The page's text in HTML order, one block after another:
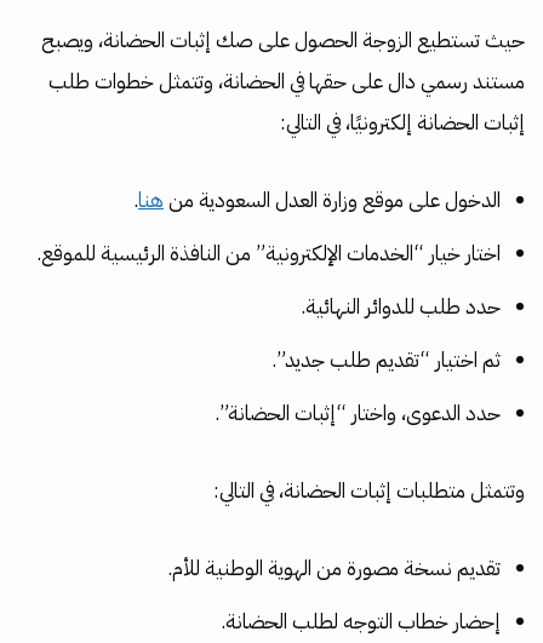
حيث تستطيع الزوجة الحصول على صك إثبات الحضانة، ويصبح
مستند رسمي دال على حقها في الحضانة، وتتمثل خطوات طلب
إثبات الحضانة إلكترونيًا، في التالي:
الدخول على موقع وزارة العدل السعودية من هنا.
اختار خيار “الخدمات الإلكترونية” من النافذة الرئيسية للموقع.
حدد طلب للدوائر النهائية.
ثم اختيار “تقديم طلب جديد”.
حدد الدعوى، واختار “إثبات الحضانة”.
وتتمثل متطلبات إثبات الحضانة، في التالي:
تقديم نسخة مصورة من الهوية الوطنية للأم.
إحضار خطاب التوجه لطلب الحضانة.